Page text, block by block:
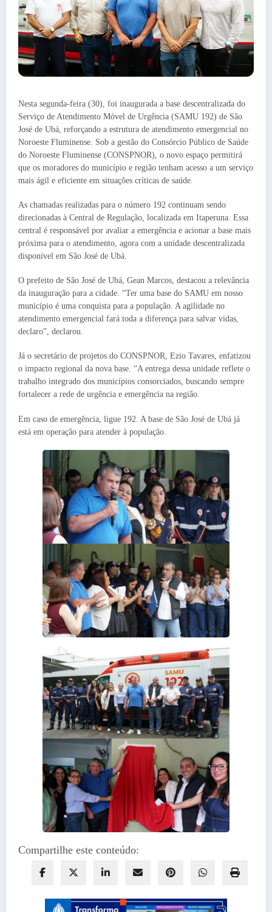
Nesta segunda-feira (30), foi inaugurada a base descentralizada do
Serviço de Atendimento Móvel de Urgência (SAMU 192) de São
José de Ubá, reforçando a estrutura de atendimento emergencial no
Noroeste Fluminense. Sob a gestão do Consórcio Público de Saúde
do Noroeste Fluminense (CONSPNOR), o novo espaço permitirá
que os moradores do município e região tenham acesso a um serviço
mais ágil e eficiente em situações críticas de saúde.
As chamadas realizadas para o número 192 continuam sendo
direcionadas à Central de Regulação, localizada em Itaperuna. Essa
central é responsável por avaliar a emergência e acionar a base mais
próxima para o atendimento, agora com a unidade descentralizada
disponível em São José de Ubá.
O prefeito de São José de Ubá, Gean Marcos, destacou a relevância
da inauguração para a cidade. “Ter uma base do SAMU em nosso
município é uma conquista para a população. A agilidade no
atendimento emergencial fará toda a diferença para salvar vidas,
declaro”, declarou.
Já o secretário de projetos do CONSPNOR, Ezio Tavares, enfatizou
o impacto regional da nova base. “A entrega dessa unidade reflete o
trabalho integrado dos municípios consorciados, buscando sempre
fortalecer a rede de urgência e emergência na região.
Em caso de emergência, ligue 192. A base de São José de Ubá já
está em operação para atender à população.
Compartilhe este conteúdo: